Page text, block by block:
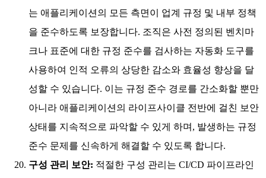
는 애플리케이션의 모든 측면이 업계 규정 및 내부 정책
을 준수하도록 보장합니다. 조직은 사전 정의된 벤치마
크나 표준에 대한 규정 준수를 검사하는 자동화 도구를
사용하여 인적 오류의 상당한 감소와 효율성 향상을 달
성할 수 있습니다. 이는 규정 준수 경로를 간소화할 뿐만
아니라 애플리케이션의 라이프사이클 전반에 걸친 보안
상태를 지속적으로 파악할 수 있게 하며, 발생하는 규정
준수 문제를 신속하게 해결할 수 있도록 합니다.
구성 관리 보안: 적절한 구성 관리는 CI/CD 파이프라인